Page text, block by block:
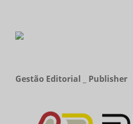
Gestão Editorial _ Publisher